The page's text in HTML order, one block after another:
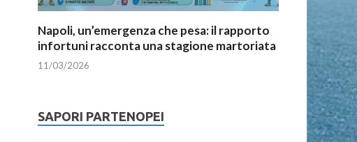
Napoli, un’emergenza che pesa: il rapporto
infortuni racconta una stagione martoriata
11/03/2026
SAPORI PARTENOPEI